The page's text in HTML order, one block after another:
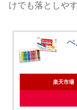
けでも落としや
楽天市場